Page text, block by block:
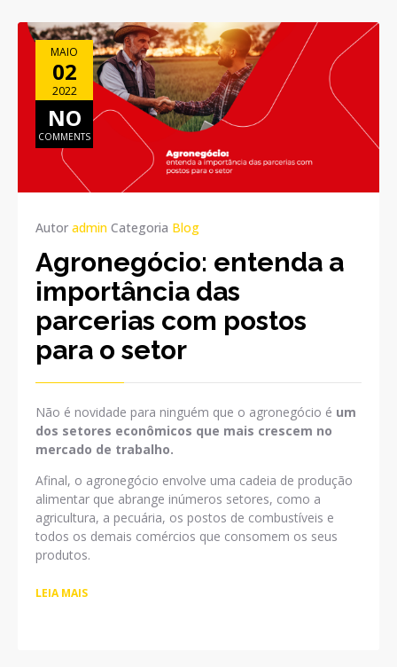
MAIO
02
2022
NO
COMMENTS
Autor admin Categoria Blog
Agronegócio: entenda a
importância das
parcerias com postos
para o setor
Não é novidade para ninguém que o agronegócio é um
dos setores econômicos que mais crescem no
mercado de trabalho.
Afinal, o agronegócio envolve uma cadeia de produção
alimentar que abrange inúmeros setores, como a
agricultura, a pecuária, os postos de combustíveis e
todos os demais comércios que consomem os seus
produtos.
LEIA MAIS